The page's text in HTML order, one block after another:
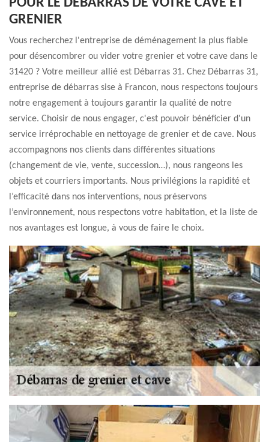
POUR LE DÉBARRAS DE VOTRE CAVE ET
GRENIER
Vous recherchez l'entreprise de déménagement la plus fiable
pour désencombrer ou vider votre grenier et votre cave dans le
31420 ? Votre meilleur allié est Débarras 31. Chez Débarras 31,
entreprise de débarras sise à Francon, nous respectons toujours
notre engagement à toujours garantir la qualité de notre
service. Choisir de nous engager, c'est pouvoir bénéficier d'un
service irréprochable en nettoyage de grenier et de cave. Nous
accompagnons nos clients dans différentes situations
(changement de vie, vente, succession…), nous rangeons les
objets et courriers importants. Nous privilégions la rapidité et
l’efficacité dans nos interventions, nous préservons
l’environnement, nous respectons votre habitation, et la liste de
nos avantages est longue, à vous de faire le choix.